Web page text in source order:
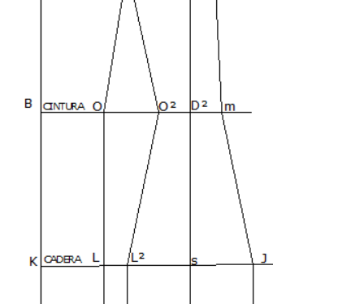
Masterclass Sastrería Moderna Shingo Sato
Moulage «El Taller de Mangas»
Masterclass Pantalón Perfecto
Patrón técnico de corset a medida
Taller Moulage Técnico